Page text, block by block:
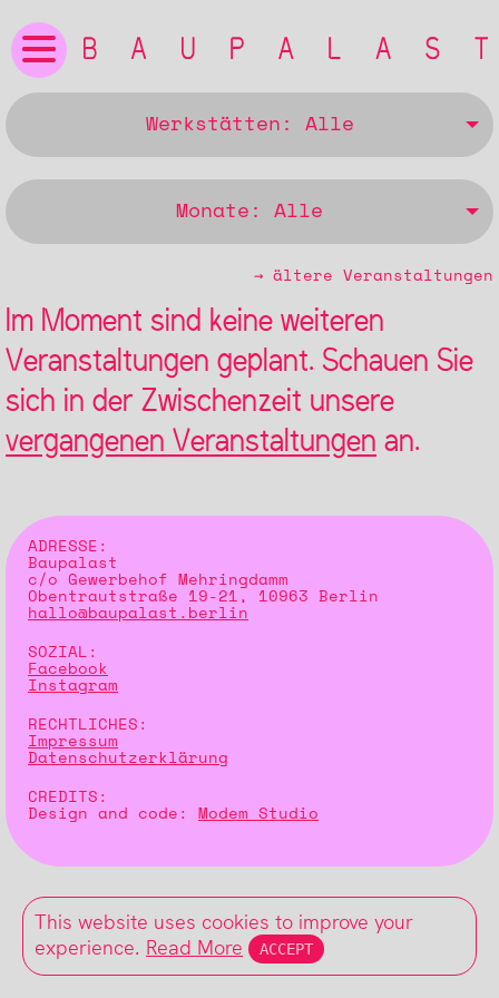
Werkstätten: Alle
Monate: Alle
→ ältere Veranstaltungen
Im Moment sind keine weiteren
Veranstaltungen geplant. Schauen Sie
sich in der Zwischenzeit unsere
vergangenen Veranstaltungen an.
ADRESSE:
Baupalast
c/o Gewerbehof Mehringdamm
Obentrautstraße 19-21, 10963 Berlin
hallo@baupalast.berlin
SOZIAL:
Facebook
Instagram
RECHTLICHES:
Impressum
Datenschutzerklärung
CREDITS:
Design and code: Modem Studio
This website uses cookies to improve your
experience. Read More ACCEPT